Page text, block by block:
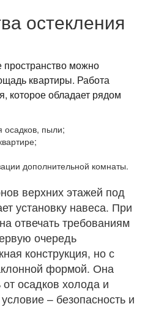
остекления
можно
квартиры. Работа
которое обладает рядом
осадков, пыли;
дополнительной комнаты.
верхних этажей под
установку навеса. При
отвечать требованиям
очередь
конструкция, но с
формой. Она
осадков холода и
– безопасность и